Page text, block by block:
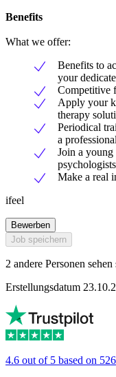
Benefits
What we offer:
Benefits to
your
Competitive
Apply your
therapy
Periodical
a
Join a
Make a real
ifeel
Bewerben
Job speichern
2 andere Personen
Erstellungsdatum
4.6 out of 5 based on